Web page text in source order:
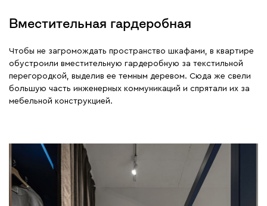
Вместительная гардеробная
Чтобы не загромождать пространство шкафами, в квартире
обустроили вместительную гардеробную за текстильной
перегородкой, выделив ее темным деревом. Сюда же свели
большую часть инженерных коммуникаций и спрятали их за
мебельной конструкцией.